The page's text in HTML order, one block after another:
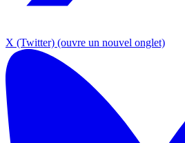
X (Twitter) (ouvre un nouvel onglet)